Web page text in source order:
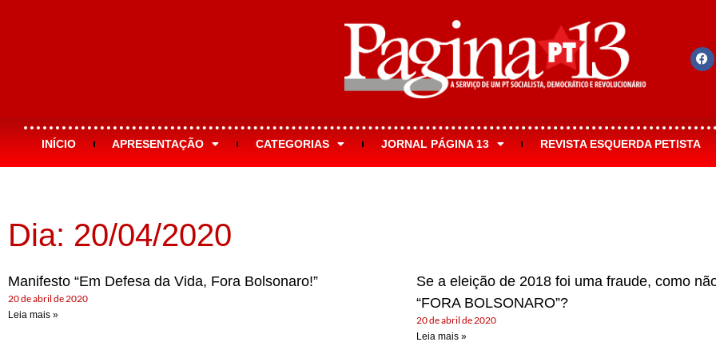
INÍCIO APRESENTAÇÃO CATEGORIAS JORNAL PÁGINA 13 REVISTA ESQUERDA PETISTA
Dia: 20/04/2020
Manifesto “Em Defesa da Vida, Fora Bolsonaro!”
20 de abril de 2020
Leia mais »
Se a eleição de 2018 foi uma fraude, como
“FORA BOLSONARO”?
20 de abril de 2020
Leia mais »